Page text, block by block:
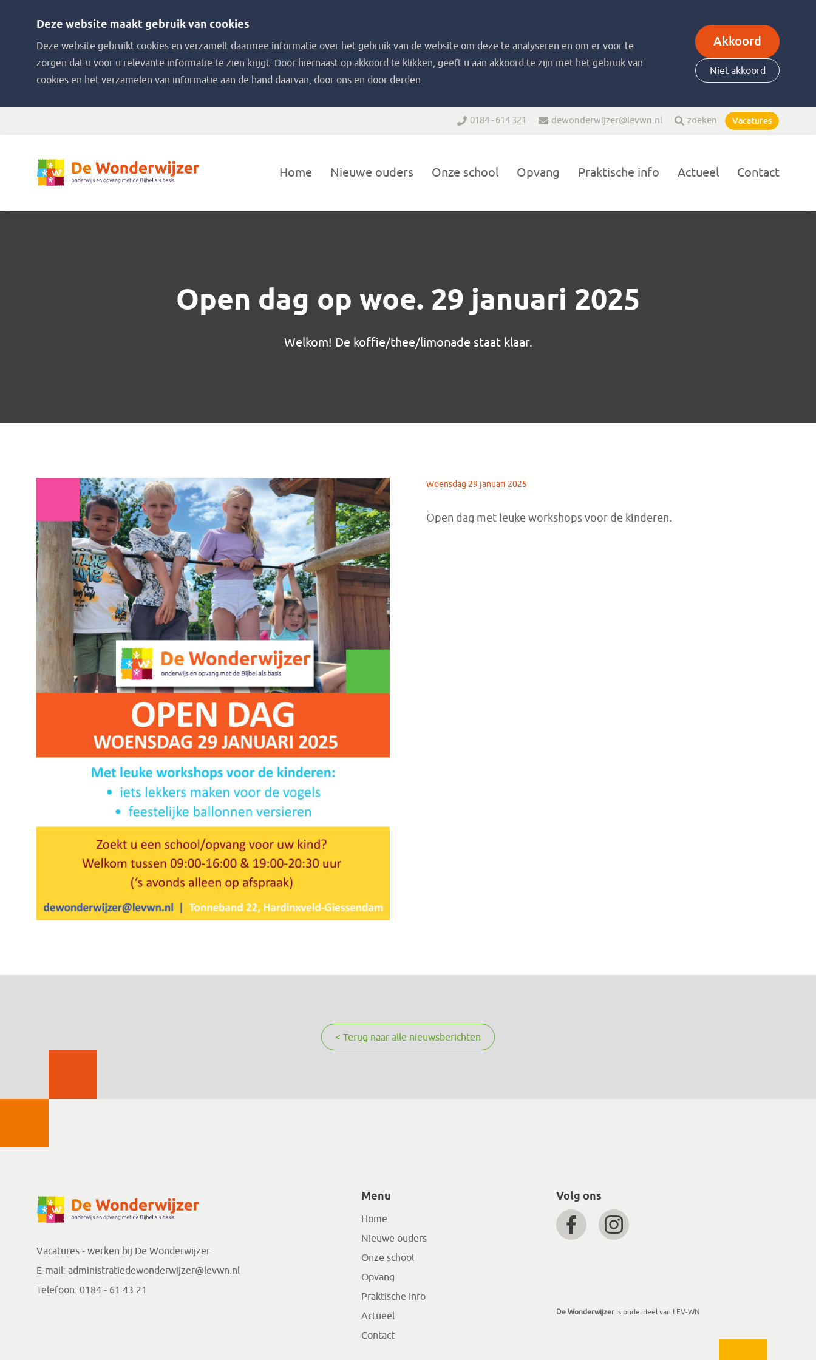
Deze website maakt gebruik van cookies
Deze website gebruikt cookies en verzamelt daarmee informatie over het gebruik van de website om deze te analyseren en om er voor te
zorgen dat u voor u relevante informatie te zien krijgt. Door hiernaast op akkoord te klikken, geeft u aan akkoord te zijn met het gebruik van
cookies en het verzamelen van informatie aan de hand daarvan, door ons en door derden.
Akkoord
Niet akkoord
0184 - 614 321 dewonderwijzer@levwn.nl zoeken Vacatures
Home Nieuwe ouders Onze school Opvang Praktische info Actueel Contact
Open dag op woe. 29 januari 2025
Welkom! De koffie/thee/limonade staat klaar.
Woensdag 29 januari 2025
Open dag met leuke workshops voor de kinderen.
< Terug naar alle nieuwsberichten
Vacatures - werken bij De Wonderwijzer
E-mail: administratiedewonderwijzer@levwn.nl
Telefoon: 0184 - 61 43 21
Menu
Home
Nieuwe ouders
Onze school
Opvang
Praktische info
Actueel
Contact
Volg ons
De Wonderwijzer is onderdeel van LEV-WN